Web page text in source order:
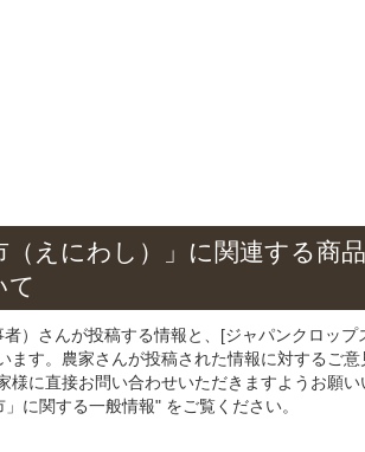
（えにわし）」 に関連する商品
て
）さんが投稿する情報と、[ジャパンクロップ
す。農家さんが投稿された情報に対するご意
に直接お問い合わせいただきますようお願い
に関する一般情報" をご覧ください。